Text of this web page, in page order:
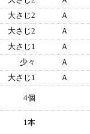
大さじ2 Ａ
大さじ2 Ａ
大さじ1 Ａ
少々 Ａ
大さじ1 Ａ
4個
1本